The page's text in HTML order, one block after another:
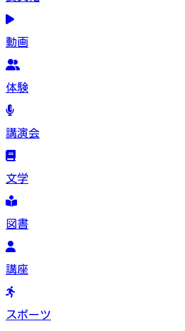
動画
体験
講演会
文学
図書
講座
スポーツ